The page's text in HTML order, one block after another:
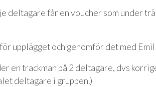
deltagare får en voucher som under
upplägget och genomför det med
en trackman på 2 deltagare, dvs
deltagare i gruppen.)